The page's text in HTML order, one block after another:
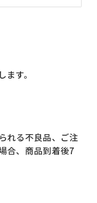
す。
れる不良品、ご注
合、商品到着後7